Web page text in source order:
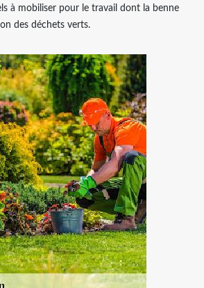
à mobiliser pour le travail dont la benne
des déchets verts.